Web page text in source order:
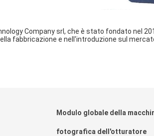
Company srl, che è stato fondato nel
fabbricazione e nell'introduzione sul
Modulo globale della
fotografica dell'otturatore